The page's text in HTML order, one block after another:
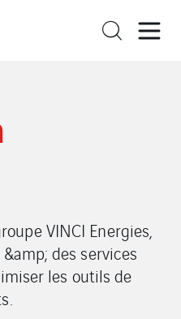
VINCI Energies,
des services
les outils de